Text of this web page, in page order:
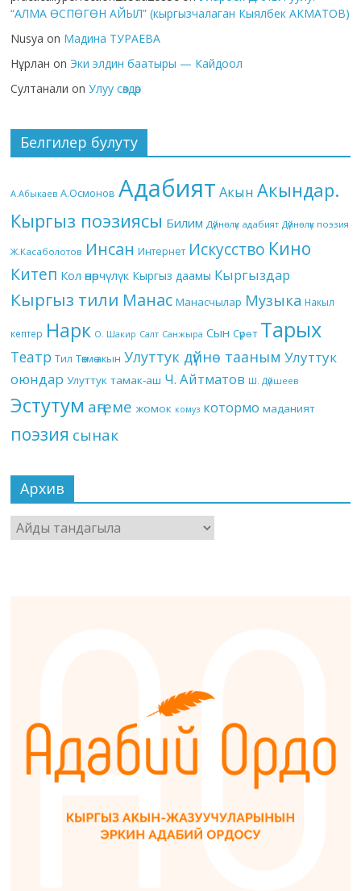
“АЛМА ӨСПӨГӨН АЙЫЛ” (кыргызчалаган Кыялбек АКМАТОВ)
Nusya on Мадина ТУРАЕВА
Нұрлан on Эки элдин баатыры — Кайдоол
Султанали onУлуу сөздөр
Белгилер булуту
А.Абыкаев А.Осмонов Адабият Акын Акындар.
Кыргыз поэзиясы Билим Дүйнөлүк адабият Дүйнөлүк поэзия
Ж.Касаболотов Инсан Интернет Искусство Кино
Китеп Кол өнөрчүлүк Кыргыз даамы Кыргыздар
Кыргыз тили Манас Манасчылар Музыка Накыл
кептер Нарк О. Шакир Салт Санжыра Сын Сүрөт Тарых
Театр Тил Төкмө акын Улуттук дүйнө тааным Улуттук
оюндар Улуттук тамак-аш Ч. Айтматов Ш. Дүйшеев
Эстутум аңгеме жомок комуз котормо маданият
поэзия сынак
Архив
Архив